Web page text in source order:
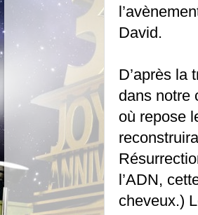
David.
D’après la
dans notre
où repose
l’ADN,
cheveux.)